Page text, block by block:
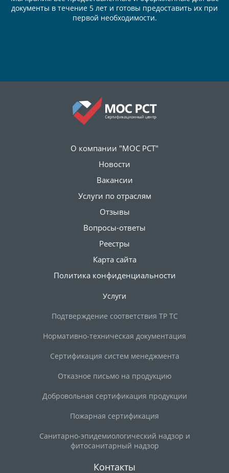
документы в течение 5 лет и готовы предоставить их при
первой необходимости.
О компании "МОС РСТ"
Новости
Вакансии
Услуги по отраслям
Отзывы
Вопросы-ответы
Реестры
Карта сайта
Политика конфиденциальности
Услуги
Подтверждение соответствия ТР ТС
Нормативно-техническая документация
Сертификация систем менеджмента
Отказное письмо на продукцию
Добровольная сертификация продукции
Пожарная сертификация
Санитарно-эпидемиологический надзор и
фитосанитарный надзор
Контакты